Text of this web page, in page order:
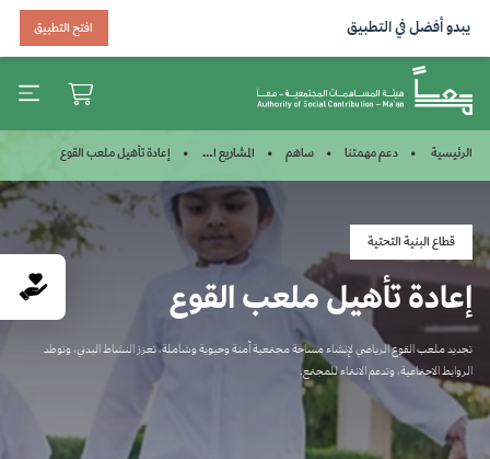
يبدو أفضل في التطبيق افتح التطبيق
الرئيسية دعم مهمتنا ساهم المشاريع المكتملة إعادة تأهيل ملعب القوع
قطاع البنية التحتية
إعادة تأهيل ملعب القوع
تجديد ملعب القوع الرياضي لإنشاء مساحة مجتمعية آمنة وحيوية وشاملة، تعزز النشاط البدني، وتوطد
الروابط الاجتماعية، وتدعم الانتماء للمجتمع.